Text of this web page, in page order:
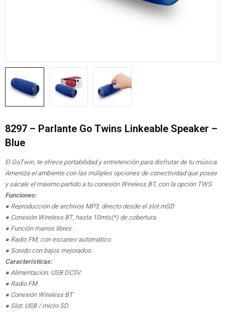
8297 – Parlante Go Twins Linkeable Speaker –
Blue
El GoTwin, te ofrece portabilidad y entretención para disfrutar de tu música.
Ameniza el ambiente con las múliples opciones de conectividad que posee
y sácale el máximo partido a tu conexión Wireless BT, con la opción TWS
Funciones:
● Reproducción de archivos MP3, directo desde el slot mSD
● Conexión Wireless BT, hasta 10mts(*) de cobertura.
● Función manos libres.
● Radio FM, con escaneo automático
● Sonido con bajos mejorados.
Características:
● Alimentación: USB DC5V.
● Radio FM
● Conexión Wireless BT
● Slot: USB / micro SD